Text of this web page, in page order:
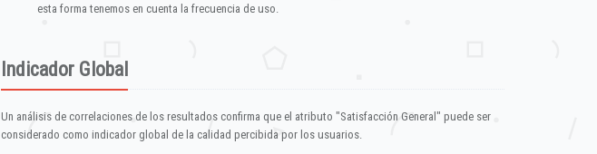
esta forma tenemos en cuenta la frecuencia de uso.
Indicador Global
Un análisis de correlaciones de los resultados confirma que el atributo "Satisfacción General" puede ser
considerado como indicador global de la calidad percibida por los usuarios.